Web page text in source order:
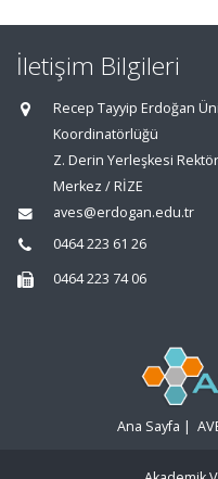
İletişim Bilgileri
Recep Tayyip Erdoğan
Koordinatörlüğü
Z. Derin Yerleşkesi
Merkez / RİZE
aves@erdogan.edu.tr
0464 223 61 26
0464 223 74 06
Ana Sayfa |